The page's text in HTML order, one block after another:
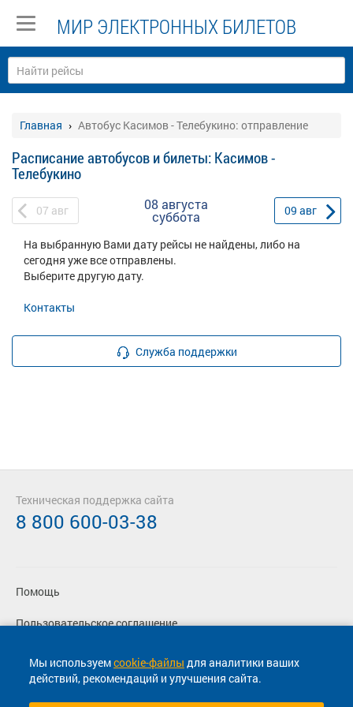
МИР ЭЛЕКТРОННЫХ БИЛЕТОВ
Главная Автобус Касимов - Телебукино: отправление
Расписание автобусов и билеты: Касимов -
Телебукино
07 авг 08 августа
суббота 09 авг
На выбранную Вами дату рейсы не найдены, либо на
сегодня уже все отправлены.
Выберите другую дату.
Контакты
Служба поддержки
Мы используемcookie-файлы для аналитики ваших
действий, рекомендаций и улучшения сайта.
Помощь
Пользовательское соглашение
Политика конфиденциальности
Согласие на маркетинговые сообщения
Техническая поддержка сайта
8 800 600-03-38